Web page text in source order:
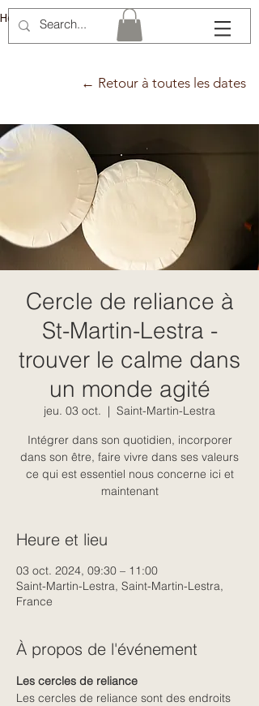
Hélène Lémery
← Retour à toutes les dates
Cercle de reliance à
St-Martin-Lestra -
trouver le calme dans
un monde agité
jeu. 03 oct.
  |
Saint-Martin-Lestra
Intégrer dans son quotidien, incorporer
dans son être, faire vivre dans ses valeurs
ce qui est essentiel nous concerne ici et
maintenant
Heure et lieu
03 oct. 2024, 09:30 – 11:00
Saint-Martin-Lestra, Saint-Martin-Lestra,
France
À propos de l'événement
Les cercles de reliance
Les cercles de reliance sont des endroits